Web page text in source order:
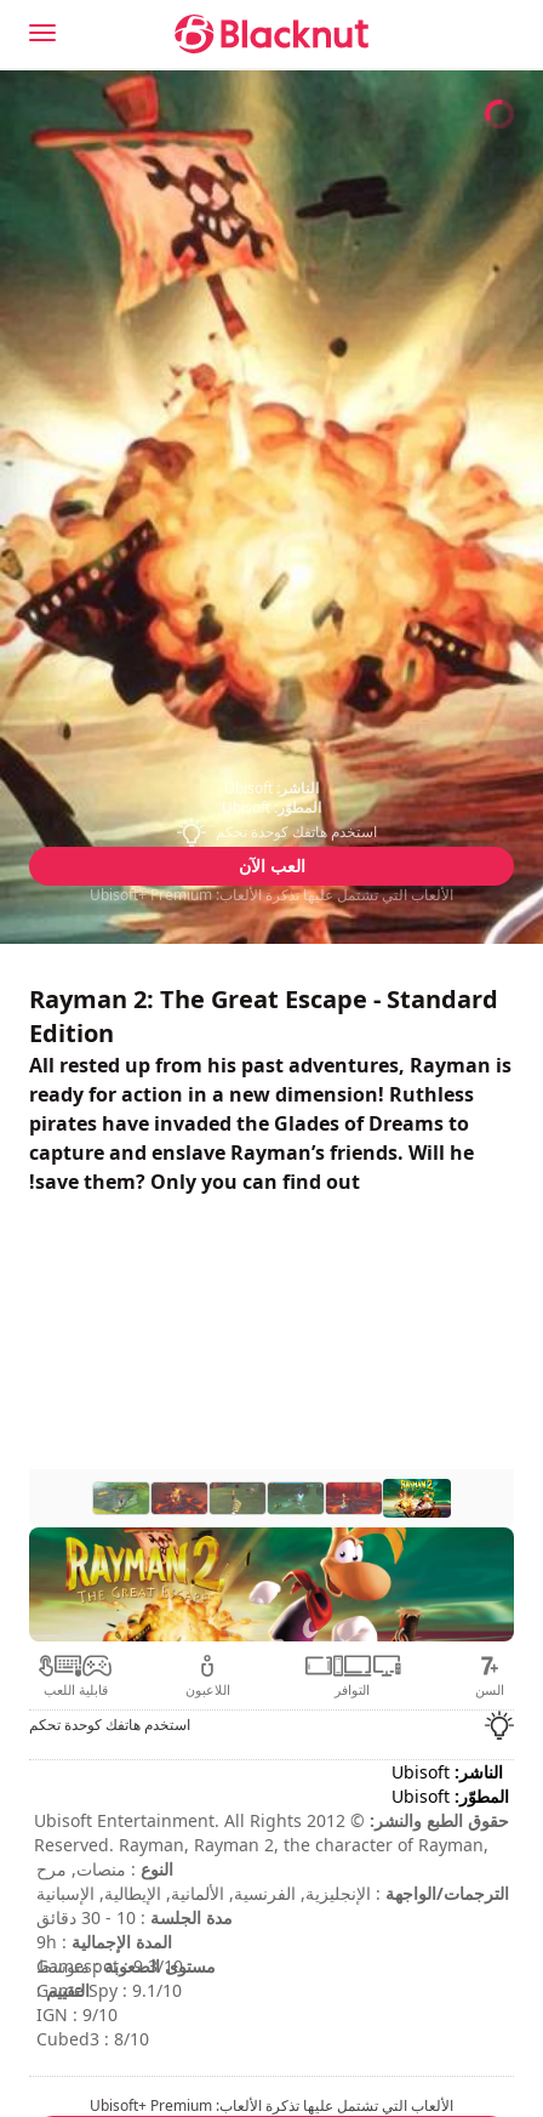
الناشر: Ubisoft
المطوّر:Ubisoft
استخدم هاتفك كوحدة تحكم
العب الآن
الألعاب التي تشتمل عليها تذكرة الألعاب: Ubisoft+ Premium
Rayman 2: The Great Escape - Standard
Edition
All rested up from his past adventures, Rayman is
ready for action in a new dimension! Ruthless
pirates have invaded the Glades of Dreams to
capture and enslave Rayman’s friends. Will he
save them? Only you can find out!
السن التوافر اللاعبون قابلية اللعب
استخدم هاتفك كوحدة تحكم
الناشر: Ubisoft
المطوّر: Ubisoft
حقوق الطبع والنشر:
© 2012 Ubisoft Entertainment. All Rights
Reserved. Rayman, Rayman 2, the character of Rayman,
Ubisoft, Ubi.com, and the Ubisoft logo are trademarks of
Ubisoft Entertainment in the U.S. and/or other countries.
النوع : منصات, مرح
الترجمات/الواجهة : الإنجليزية, الفرنسية, الألمانية, الإيطالية, الإسبانية
مدة الجلسة : 10 - 30 دقائق
المدة الإجمالية : 9h
مستوى الصعوبة: متوسط
التقييم:
Gamespot : 9.3/10
Game Spy : 9.1/10
IGN : 9/10
Cubed3 : 8/10
الألعاب التي تشتمل عليها تذكرة الألعاب: Ubisoft+ Premium